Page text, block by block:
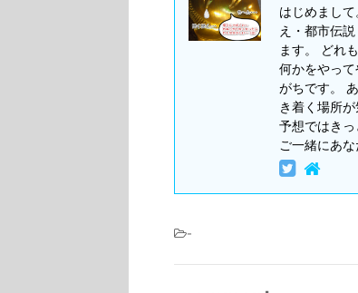
はじめまし
え・都市伝
ます。 どれ
何かをやっ
がちです。
き着く場所
予想ではき
ご一緒にあ
-